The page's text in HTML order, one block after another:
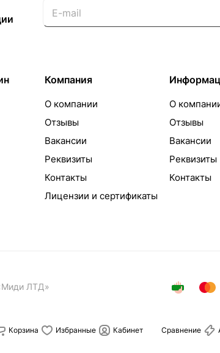
Компания
О компании
Отзывы
Вакансии
Реквизиты
Контакты
Лицензии и сертификаты
О
Отзывы
Вакансии
Реквизиты
Контакты
ЛТД»
Корзина Избранные Кабинет Сравнение